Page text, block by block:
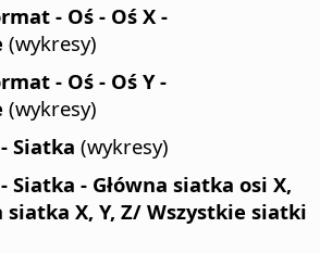
- Oś - Oś X -
(wykresy)
- Oś - Oś Y -
(wykresy)
Siatka (wykresy)
Siatka - Główna siatka osi X,
siatka X, Y, Z/ Wszystkie siatki